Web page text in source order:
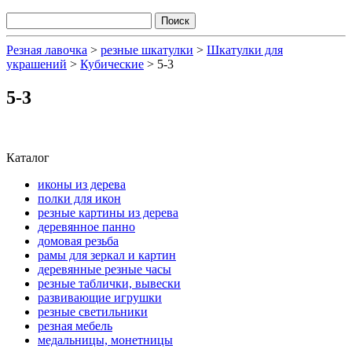
Резная лавочка > резные шкатулки > Шкатулки для
украшений > Кубические > 5-3
5-3
Каталог
иконы из дерева
полки для икон
резные картины из дерева
деревянное панно
домовая резьба
рамы для зеркал и картин
деревянные резные часы
резные таблички, вывески
развивающие игрушки
резные светильники
резная мебель
медальницы, монетницы